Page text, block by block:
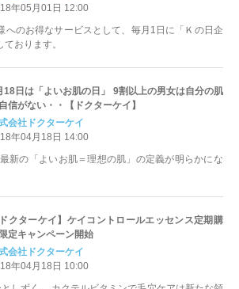
年05月01日 12:00
へのお得なサービスとして、毎月1日に「Ｋの日企
おります。
18日は「よいお肌の日」 9割以上の男女は自分の肌
信がない・・【ドクターケイ】
会社ドクターケイ
年04月18日 14:00
新の「よいお肌＝理想の肌」の定義が明らかにな
ドクターケイ】ケイコントロールエッセンス定期購
定キャンペーン開始
会社ドクターケイ
年04月18日 10:00